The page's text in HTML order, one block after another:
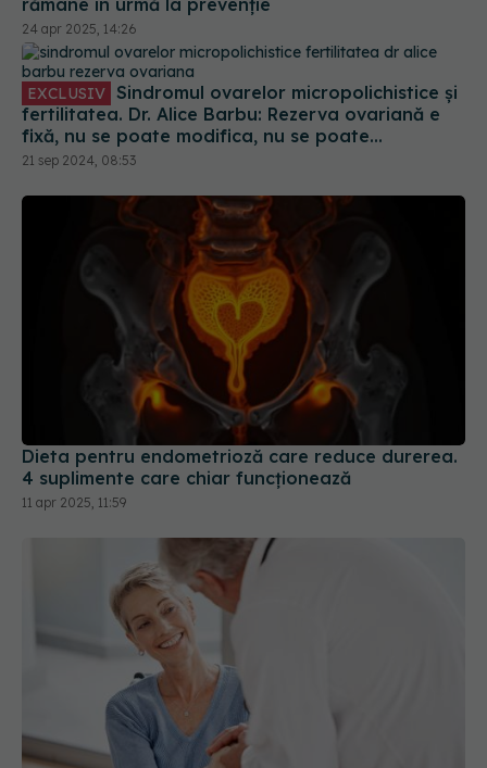
24 apr 2025, 14:26
EXCLUSIV Sindromul ovarelor micropolichistice și
fertilitatea. Dr. Alice Barbu: Rezerva ovariană e
fixă, nu se poate modifica, nu se poate
îmbunătăți
21 sep 2024, 08:53
Dieta pentru endometrioză care reduce durerea.
4 suplimente care chiar funcționează
11 apr 2025, 11:59